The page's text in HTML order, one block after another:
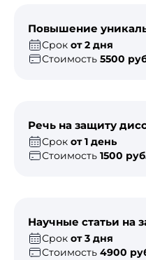
Повышение
Срок от 2 дня
Стоимость 5500
Речь на защиту
Срок от 1 день
Стоимость 1500
Научные статьи на
Срок от 3 дня
Стоимость 4900